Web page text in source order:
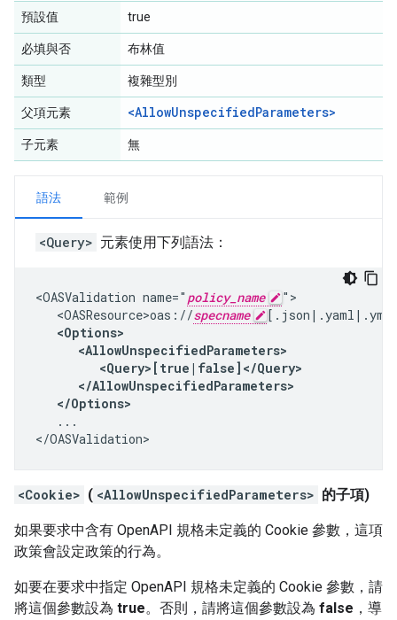
預設值 true
必填與否 布林值
類型 複雜型別
父項元素 <AllowUnspecifiedParameters>
子元素 無
語法 範例
<Query> 元素使用下列語法：
<OASValidation name=" policy_name
">
   <OASResource>oas://
specname
<Options>
      <AllowUnspecifiedParameters>
         <Query>[true|false]</Query>
      </AllowUnspecifiedParameters>
   </Options>
   ...
</OASValidation>
<Cookie> ( <AllowUnspecifiedParameters> 的子項)
如果要求中含有 OpenAPI 規格未定義的 Cookie 參數，這項
政策會設定政策的行為。
如要在要求中指定 OpenAPI 規格未定義的 Cookie 參數，請
將這個參數設為 true。否則，請將這個參數設為 false ，導